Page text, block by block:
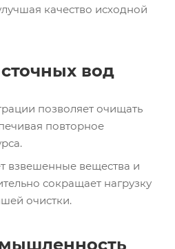
качество исходной
вод
позволяет очищать
повторное
взвешенные вещества и
сокращает нагрузку
очистки.